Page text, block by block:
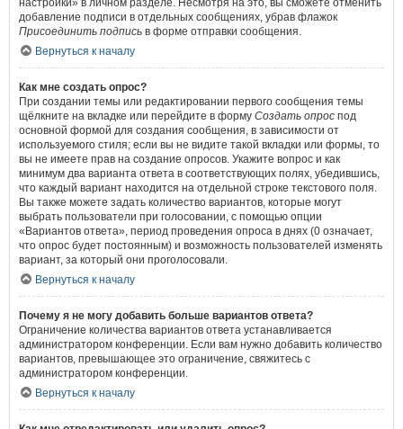
настройки» в личном разделе. Несмотря на это, вы сможете отменить
добавление подписи в отдельных сообщениях, убрав флажок
Присоединить подпись в форме отправки сообщения.
Вернуться к началу
Как мне создать опрос?
При создании темы или редактировании первого сообщения темы
щёлкните на вкладке или перейдите в форму Создать опрос под
основной формой для создания сообщения, в зависимости от
используемого стиля; если вы не видите такой вкладки или формы, то
вы не имеете прав на создание опросов. Укажите вопрос и как
минимум два варианта ответа в соответствующих полях, убедившись,
что каждый вариант находится на отдельной строке текстового поля.
Вы также можете задать количество вариантов, которые могут
выбрать пользователи при голосовании, с помощью опции
«Вариантов ответа», период проведения опроса в днях (0 означает,
что опрос будет постоянным) и возможность пользователей изменять
вариант, за который они проголосовали.
Вернуться к началу
Почему я не могу добавить больше вариантов ответа?
Ограничение количества вариантов ответа устанавливается
администратором конференции. Если вам нужно добавить количество
вариантов, превышающее это ограничение, свяжитесь с
администратором конференции.
Вернуться к началу